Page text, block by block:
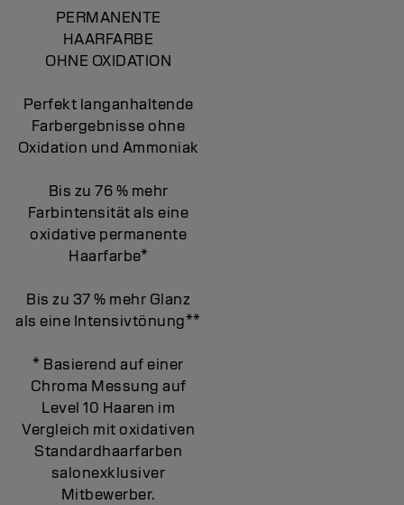
PERMANENTE
HAARFARBE
OHNE OXIDATION
Perfekt langanhaltende
Farbergebnisse ohne
Oxidation und Ammoniak
Bis zu 76 % mehr
Farbintensität als eine
oxidative permanente
Haarfarbe*
Bis zu 37 % mehr Glanz
als eine Intensivtönung**
* Basierend auf einer
Chroma Messung auf
Level 10 Haaren im
Vergleich mit oxidativen
Standardhaarfarben
salonexklusiver
Mitbewerber.